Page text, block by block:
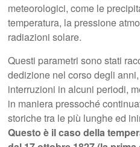
meteorologici, come le
temperatura, la pressione
radiazioni solare.
Questi parametri sono stati
dedizione nel corso degli
interruzioni in alcuni periodi,
in maniera pressoché
storiche tra le più lunghe ed
Questo è il caso della